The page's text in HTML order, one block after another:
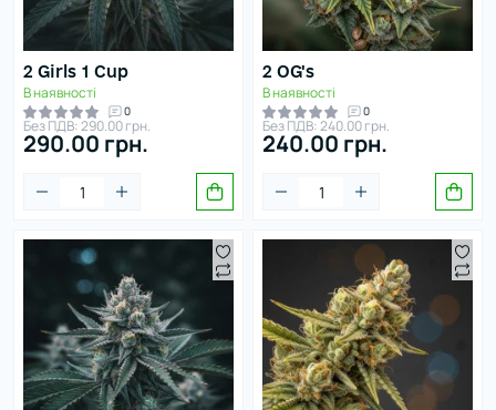
2 Girls 1 Cup
В наявності
0
Без ПДВ: 290.00 грн.
290.00 грн.
2 OG's
В наявності
0
Без ПДВ: 240.00 грн.
240.00 грн.